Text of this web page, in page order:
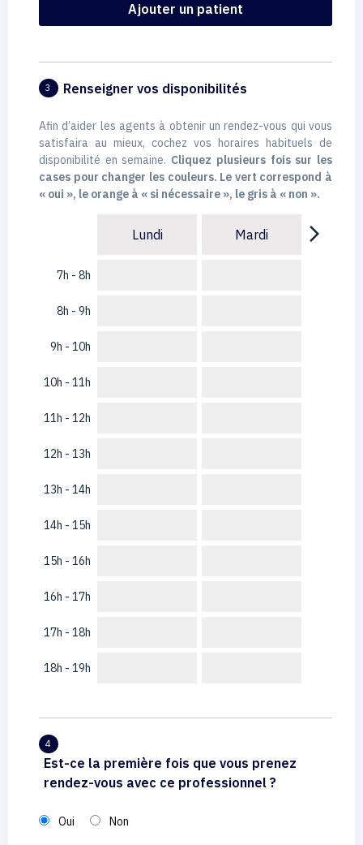
Ajouter un patient
3 Renseigner vos disponibilités
Afin d’aider les agents à obtenir un rendez-vous qui vous
satisfaira au mieux, cochez vos horaires habituels de
disponibilité en semaine. Cliquez plusieurs fois sur les
cases pour changer les couleurs. Le vert correspond à
« oui », le orange à « si nécessaire », le gris à « non ».
7h - 8h
8h - 9h
9h - 10h
10h - 11h
11h - 12h
12h - 13h
13h - 14h
14h - 15h
15h - 16h
16h - 17h
17h - 18h
18h - 19h
Lundi Mardi arrow_forward_ios
4
Est-ce la première fois que vous prenez
rendez-vous avec ce professionnel ?
Oui Non